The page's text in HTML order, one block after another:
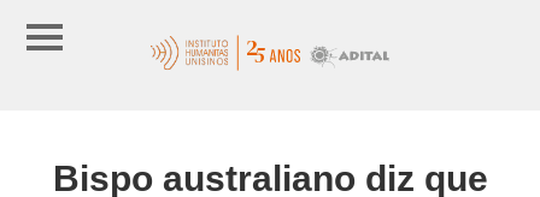
Bispo australiano diz que